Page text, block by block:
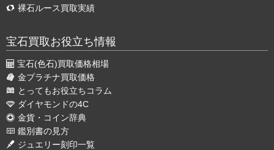
裸石ルース買取実績
宝石買取お役立ち情報
宝石(色石)買取価格相場
金プラチナ買取価格
とってもお役立ちコラム
ダイヤモンドの4C
金貨・コイン辞典
鑑別書の見方
ジュエリー刻印一覧